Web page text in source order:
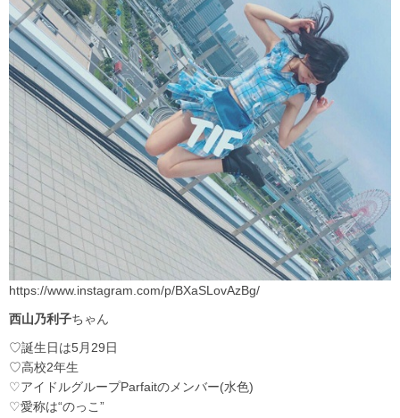
https://www.instagram.com/p/BXaSLovAzBg/
西山乃利子ちゃん
♡誕生日は5月29日
♡高校2年生
♡アイドルグループParfaitのメンバー(水色)
♡愛称は“のっこ”